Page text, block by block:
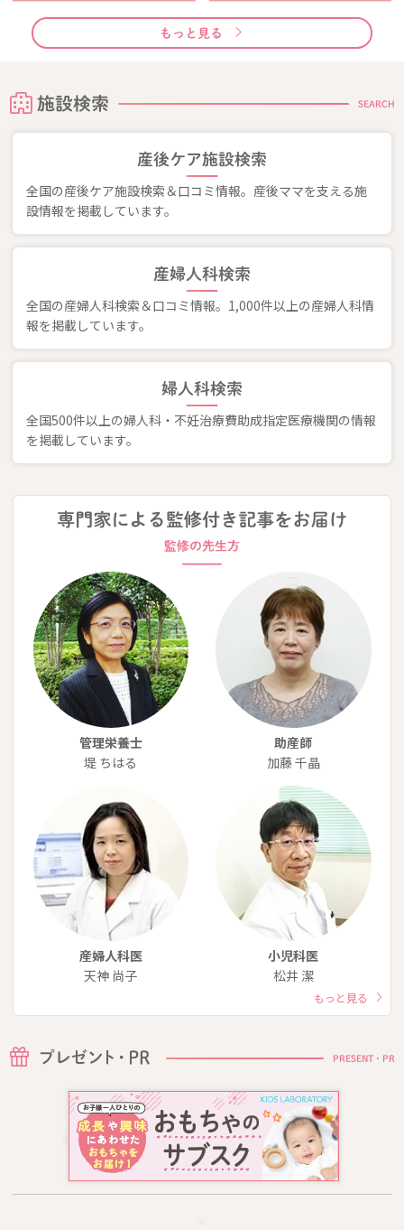
もっと見る
施設検索 SEARCH
産後ケア施設検索
全国の産後ケア施設検索＆口コミ情報。産後ママを支える施
設情報を掲載しています。
産婦人科検索
全国の産婦人科検索＆口コミ情報。1,000件以上の産婦人科情
報を掲載しています。
婦人科検索
全国500件以上の婦人科・不妊治療費助成指定医療機関の情報
を掲載しています。
管理栄養士
堤 ちはる
助産師
加藤 千晶
産婦人科医
天神 尚子
小児科医
松井 潔
もっと見る
PRESENT・PR